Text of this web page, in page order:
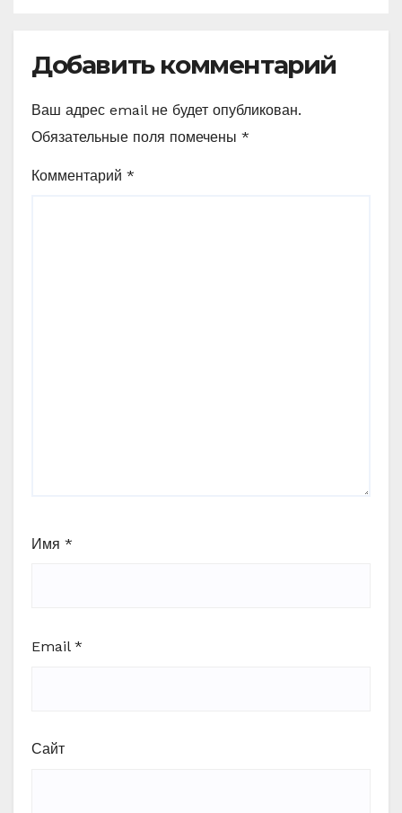
Добавить комментарий
Ваш адрес email не будет опубликован.
Обязательные поля помечены *
Комментарий *
Имя *
Email *
Сайт